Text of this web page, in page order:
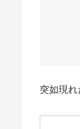
突如現